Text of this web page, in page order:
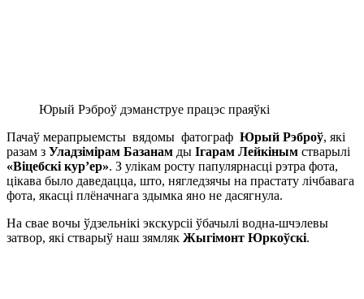
Юрый Рэброў дэманструе працэс праяўкі
Пачаў мерапрыемсты вядомы фатограф Юрый Рэброў, які
разам з Уладзімірам Базанам ды Ігарам Лейкіным стварылі
«Віцебскі кур’ер». З улікам росту папулярнасці рэтра фота,
цікава было даведацца, што, нягледзячы на прастату лічбавага
фота, якасці плёначнага здымка яно не дасягнула.
На свае вочы ўдзельнікі экскурсіі ўбачылі водна-шчэлевы
затвор, які стварыў наш зямляк Жыгімонт Юркоўскі.